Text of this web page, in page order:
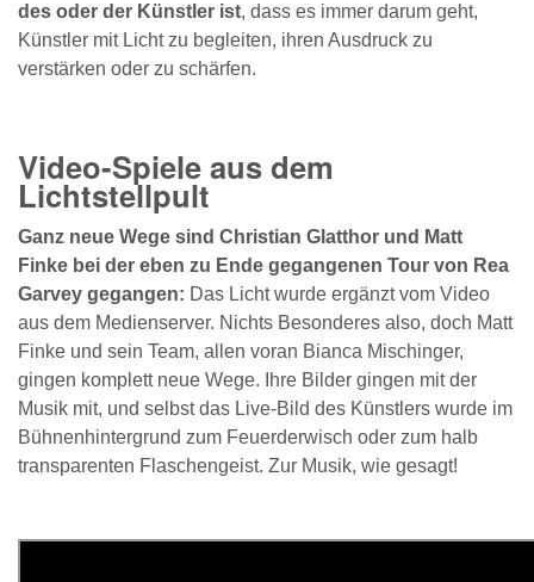
des oder der Künstler ist, dass es immer darum geht,
Künstler mit Licht zu begleiten, ihren Ausdruck zu
verstärken oder zu schärfen.
Video-Spiele aus dem
Lichtstellpult
Ganz neue Wege sind Christian Glatthor und Matt
Finke bei der eben zu Ende gegangenen Tour von Rea
Garvey gegangen: Das Licht wurde ergänzt vom Video
aus dem Medienserver. Nichts Besonderes also, doch Matt
Finke und sein Team, allen voran Bianca Mischinger,
gingen komplett neue Wege. Ihre Bilder gingen mit der
Musik mit, und selbst das Live-Bild des Künstlers wurde im
Bühnenhintergrund zum Feuerderwisch oder zum halb
transparenten Flaschengeist. Zur Musik, wie gesagt!